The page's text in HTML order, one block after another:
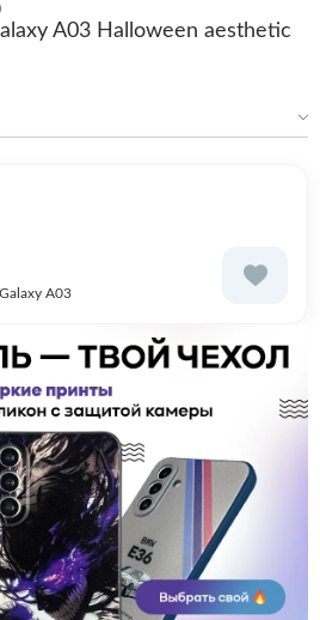
A03 Halloween aesthetic
A03